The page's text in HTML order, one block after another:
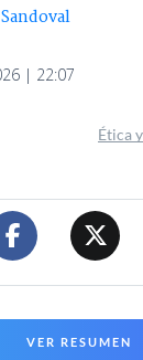
| 22:07
Ética
VER RESUMEN